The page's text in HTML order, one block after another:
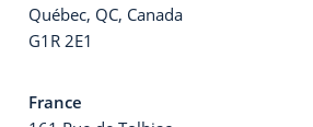
Québec, QC, Canada
G1R 2E1
France